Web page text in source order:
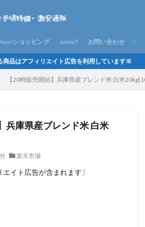
ショッピング omni7 お問い合わせ
品はアフィリエイト広告を利用しています※
【20時販売開始】兵庫県産ブレンド米 白米
兵庫県産ブレンド米 白米
楽天市場
エイト広告が含まれます〕